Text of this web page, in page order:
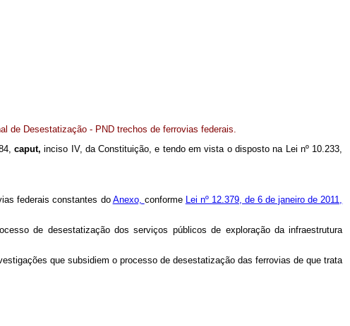
de Desestatização - PND trechos de ferrovias federais.
caput,inciso IV, da Constituição, e tendo em vista o disposto na Lei nº 10.233,
federais constantes doAnexo, conforme Lei nº 12.379, de 6 de janeiro de 2011,
de desestatização dos serviços públicos de exploração da infraestrutura
que subsidiem o processo de desestatização das ferrovias de que trata